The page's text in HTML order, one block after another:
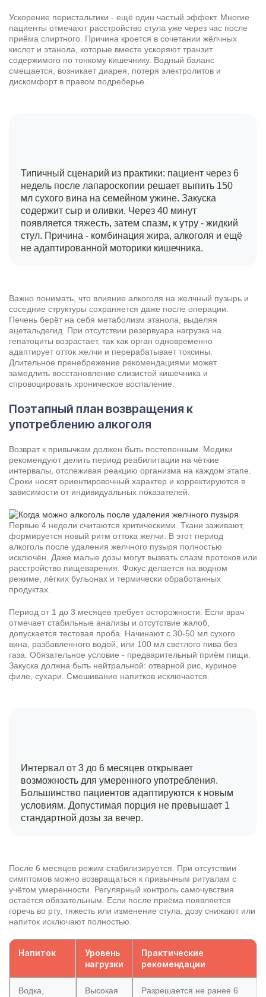
Ускорение перистальтики - ещё один частый эффект. Многие
пациенты отмечают расстройство стула уже через час после
приёма спиртного. Причина кроется в сочетании жёлчных
кислот и этанола, которые вместе ускоряют транзит
содержимого по тонкому кишечнику. Водный баланс
смещается, возникает диарея, потеря электролитов и
дискомфорт в правом подреберье.
Типичный сценарий из практики: пациент через 6
недель после лапароскопии решает выпить 150
мл сухого вина на семейном ужине. Закуска
содержит сыр и оливки. Через 40 минут
появляется тяжесть, затем спазм, к утру - жидкий
стул. Причина - комбинация жира, алкоголя и ещё
не адаптированной моторики кишечника.
Важно понимать, что влияние алкоголя на желчный пузырь и
соседние структуры сохраняется даже после операции.
Печень берёт на себя метаболизм этанола, выделяя
ацетальдегид. При отсутствии резервуара нагрузка на
гепатоциты возрастает, так как орган одновременно
адаптирует отток желчи и перерабатывает токсины
Длительное пренебрежение рекомендациями может
замедлить восстановление слизистой кишечника и
спровоцировать хроническое воспаление.
Поэтапный план возвращения к
употреблению алкоголя
Возврат к привычкам должен быть постепенным. Медики
рекомендуют делить период реабилитации на чёткие
интервалы, отслеживая реакцию организма на каждом этапе.
Сроки носят ориентировочный характер и корректируются в
зависимости от индивидуальных показателей.
Первые 4 недели считаются критическими. Ткани заживают,
формируется новый ритм оттока желчи. В этот период
алкоголь после удаления желчного пузыря полностью
исключён. Даже малые дозы могут вызвать спазм протоков или
расстройство пищеварения. Фокус делается на водном
режиме, лёгких бульонах и термически обработанных
продуктах.
Период от 1 до 3 месяцев требует осторожности. Если врач
отмечает стабильные анализы и отсутствие жалоб,
допускается тестовая проба. Начинают с 30-50 мл сухого
вина, разбавленного водой, или 100 мл светлого пива без
газа. Обязательное условие - предварительный приём пищи.
Закуска должна быть нейтральной: отварной рис, куриное
филе, сухари. Смешивание напитков исключается.
Интервал от 3 до 6 месяцев открывает
возможность для умеренного употребления.
Большинство пациентов адаптируются к новым
условиям. Допустимая порция не превышает 1
стандартной дозы за вечер.
После 6 месяцев режим стабилизируется. При отсутствии
симптомов можно возвращаться к привычным ритуалам с
учётом умеренности. Регулярный контроль самочувствия
остаётся обязательным. Если после приёма появляется
горечь во рту, тяжесть или изменение стула, дозу снижают или
напиток исключают полностью.
Напиток
Уровень
нагрузки
Практические
рекомендации
Водка, Высокая Разрешается не ранее 6